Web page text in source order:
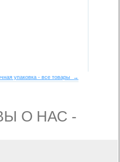
упаковка - все товары →
О НАС -